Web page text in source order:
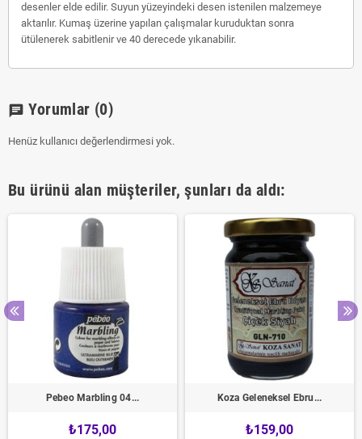
desenler elde edilir. Suyun yüzeyindeki desen istenilen malzemeye
aktarılır. Kumaş üzerine yapılan çalışmalar kuruduktan sonra
ütülenerek sabitlenir ve 40 derecede yıkanabilir.
chat Yorumlar (0)
Henüz kullanıcı değerlendirmesi yok.
Bu ürünü alan müşteriler, şunları da aldı:
Pebeo Marbling 04...
₺175,00
Koza Geleneksel Ebru...
₺159,00